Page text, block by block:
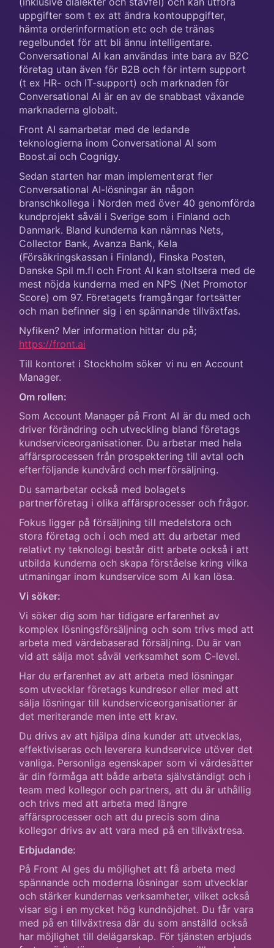
uppgifter som t ex att ändra kontouppgifter,
hämta orderinformation etc och de tränas
regelbundet för att bli ännu intelligentare.
Conversational AI kan användas inte bara av B2C
företag utan även för B2B och för intern support
(t ex HR- och IT-support) och marknaden för
Conversational AI är en av de snabbast växande
marknaderna globalt.
Front AI samarbetar med de ledande
teknologierna inom Conversational AI som
Boost.ai och Cognigy.
Sedan starten har man implementerat fler
Conversational AI-lösningar än någon
branschkollega i Norden med över 40 genomförda
kundprojekt såväl i Sverige som i Finland och
Danmark. Bland kunderna kan nämnas Nets,
Collector Bank, Avanza Bank, Kela
(Försäkringskassan i Finland), Finska Posten,
Danske Spil m.fl och Front AI kan stoltsera med de
mest nöjda kunderna med en NPS (Net Promotor
Score) om 97. Företagets framgångar fortsätter
och man befinner sig i en spännande tillväxtfas.
Nyfiken? Mer information hittar du på;
https://front.ai
Till kontoret i Stockholm söker vi nu en Account
Manager.
Om rollen:
Som Account Manager på Front AI är du med och
driver förändring och utveckling bland företags
kundserviceorganisationer. Du arbetar med hela
affärsprocessen från prospektering till avtal och
efterföljande kundvård och merförsäljning.
Du samarbetar också med bolagets
partnerföretag i olika affärsprocesser och frågor.
Fokus ligger på försäljning till medelstora och
stora företag och i och med att du arbetar med
relativt ny teknologi består ditt arbete också i att
utbilda kunderna och skapa förståelse kring vilka
utmaningar inom kundservice som AI kan lösa.
Vi söker:
Vi söker dig som har tidigare erfarenhet av
komplex lösningsförsäljning och som trivs med att
arbeta med värdebaserad försäljning. Du är van
vid att sälja mot såväl verksamhet som C-level.
Har du erfarenhet av att arbeta med lösningar
som utvecklar företags kundresor eller med att
sälja lösningar till kundserviceorganisationer är
det meriterande men inte ett krav.
Du drivs av att hjälpa dina kunder att utvecklas,
effektiviseras och leverera kundservice utöver det
vanliga. Personliga egenskaper som vi värdesätter
är din förmåga att både arbeta självständigt och i
team med kollegor och partners, att du är uthållig
och trivs med att arbeta med längre
affärsprocesser och att du precis som dina
kollegor drivs av att vara med på en tillväxtresa.
Erbjudande:
På Front AI ges du möjlighet att få arbeta med
spännande och moderna lösningar som utvecklar
och stärker kundernas verksamheter, vilket också
visar sig i en mycket hög kundnöjdhet. Du får vara
med på en tillväxtresa där du som anställd också
har möjlighet till delägarskap. För tjänsten erbjuds